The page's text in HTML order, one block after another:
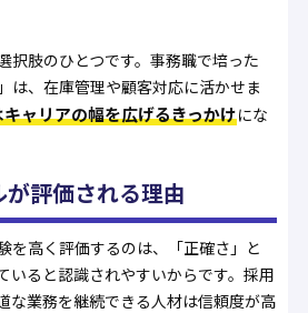
択肢のひとつです。事務職で培った
は、在庫管理や顧客対応に活かせま
ャリアの幅を広げるきっかけにな
評価される理由
を高く評価するのは、「正確さ」と
いると認識されやすいからです。採用
な業務を継続できる人材は信頼度が高